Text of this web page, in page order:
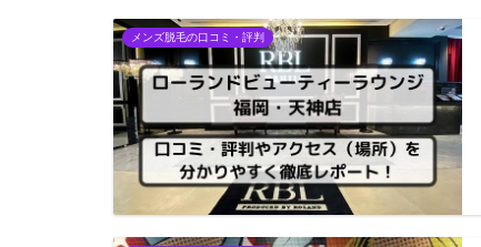
メンズ脱毛の口コミ・評判